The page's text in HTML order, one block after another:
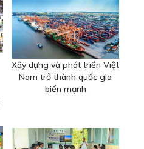
Xây dựng và phát triển Việt
Nam trở thành quốc gia
biển mạnh